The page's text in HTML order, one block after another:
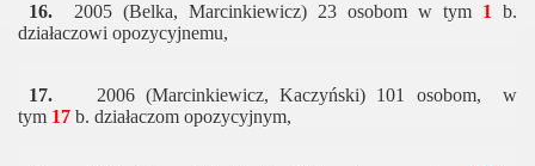
16. 2005 (Belka, Marcinkiewicz) 23 osobom w tym 1
b.
działaczowi opozycyjnemu,
17.
2006 (Marcinkiewicz, Kaczyński) 101 osobom, w
tym 17 b. działaczom opozycyjnym,